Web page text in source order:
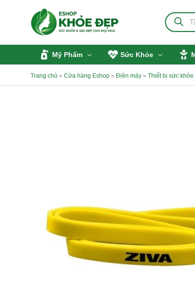
Tìm
kiếm
sản
Mỹ Phẩm Sức Khỏe
Trang chủ » Cửa hàng Eshop » Điện máy » Thiết bị sức